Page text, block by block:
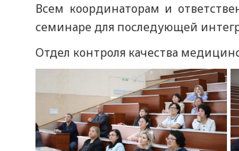
Всем координаторам и
семинаре для последующей
Отдел контроля качества